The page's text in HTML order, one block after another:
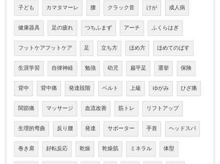
子ども カマタマーレ 腰 クラック音 けが 成人病
健康器具 足の疲れ つちふまず アーチ ふくらはぎ
フットケアフットケア 足 立ち方 ほめ方 ほめてのばす
生涯学習 自律神経 勉強 幼児 扁平足 選挙 保険
背中 背中痛 発達段階 ベルト 上級 ゆがみ ひざ痛
関節痛 マッサージ 血流改善 筋トレ リフトアップ
生理的弯曲 反り腰 発達 サポーター 手首 ヘッドスパ
巻き肩 好転反応 乾燥 乾燥肌 ミネラル 体型